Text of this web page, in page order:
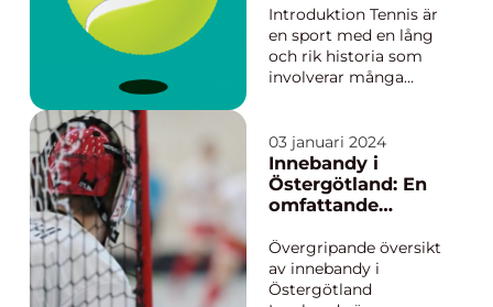
vi att ge dig en inblick
i slutspelens värld, ...
artikel
Introduktion Tennis är
en sport med en lång
och rik historia som
involverar många
förstå och njuta av
spelet fullt ut är det
viktigt att vara bekant
med dessa tennis
kommer att erbjuda
en gru...
03 januari 2024
Innebandy i
Östergötland: En
omfattande
sporten
Övergripande översikt
av innebandy i
Östergötland